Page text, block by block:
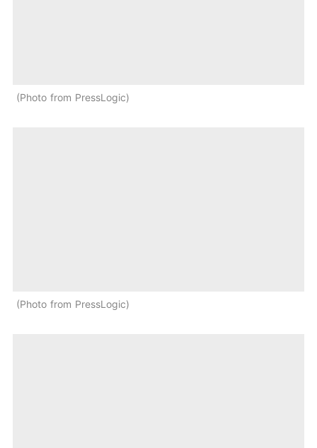
Photo from PressLogic
Photo from PressLogic